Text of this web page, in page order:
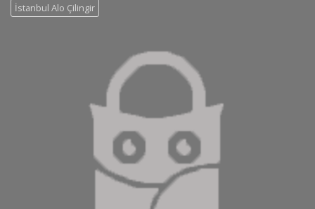
İstanbul Alo Çilingir